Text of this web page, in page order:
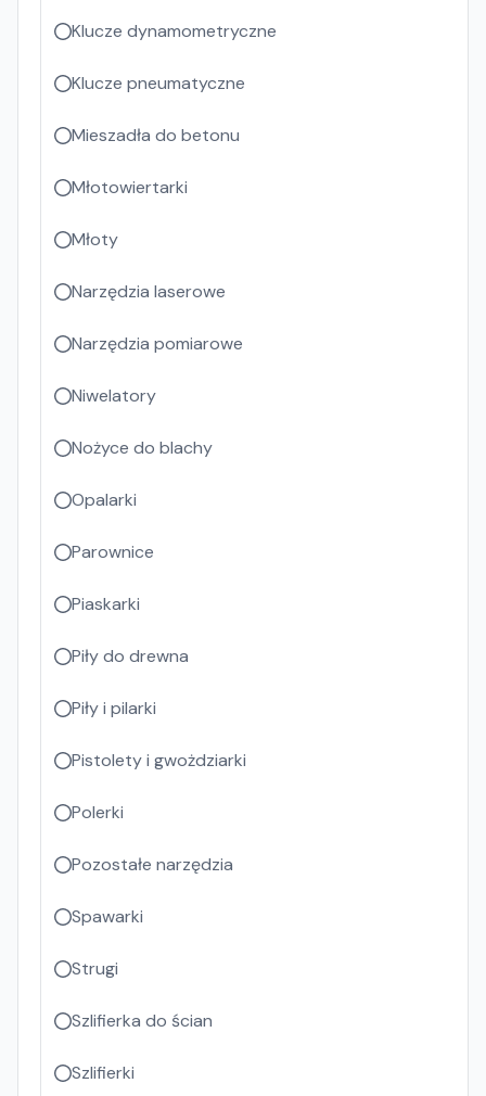
Klucze dynamometryczne
Klucze pneumatyczne
Mieszadła do betonu
Młotowiertarki
Młoty
Narzędzia laserowe
Narzędzia pomiarowe
Niwelatory
Nożyce do blachy
Opalarki
Parownice
Piaskarki
Piły do drewna
Piły i pilarki
Pistolety i gwożdziarki
Polerki
Pozostałe narzędzia
Spawarki
Strugi
Szlifierka do ścian
Szlifierki